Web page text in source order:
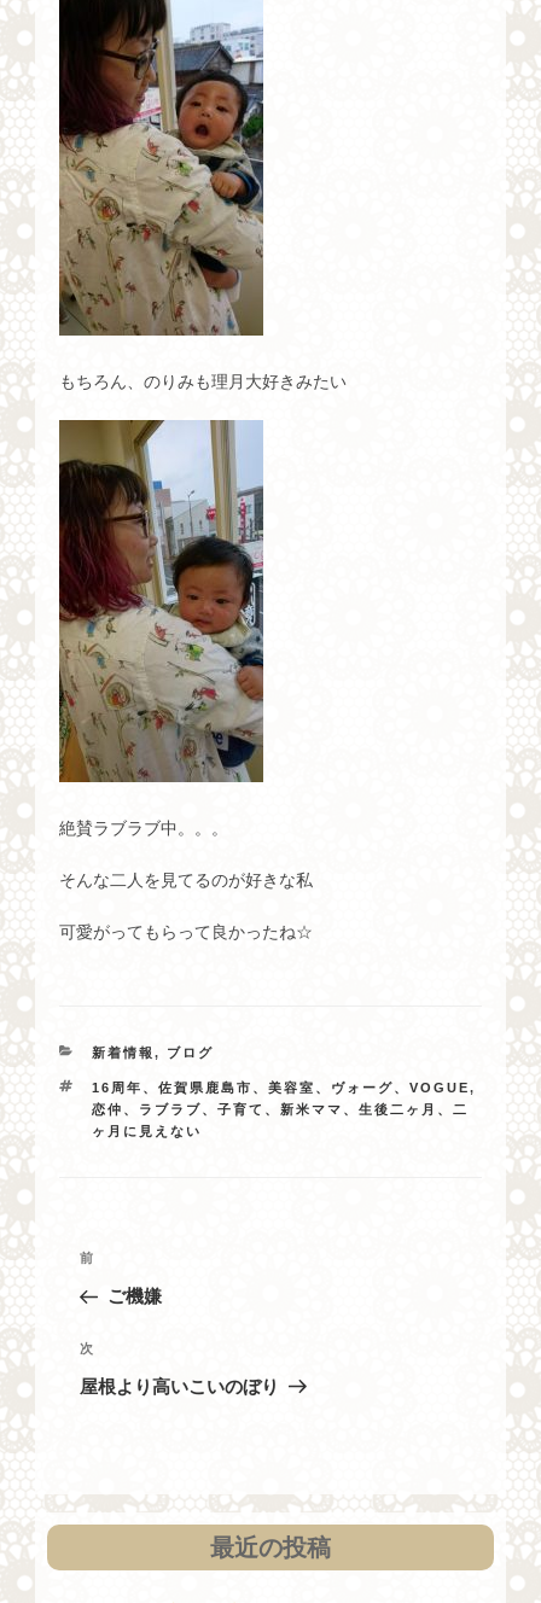
もちろん、のりみも理月大好きみたい
絶賛ラブラブ中。。。
そんな二人を見てるのが好きな私
可愛がってもらって良かったね☆
カ
ゴ
リ
ー
新着情報, ブログ
タ
グ
16周年、佐賀県鹿島市、美容室、ヴォーグ、VOGUE,
恋仲、ラブラブ、子育て、新米ママ、生後二ヶ月、二
ヶ月に見えない
投
ビ
ゲ
ン
過
去
投
前
ご機嫌
次
の
次
屋根より高いこいのぼり
最近の投稿